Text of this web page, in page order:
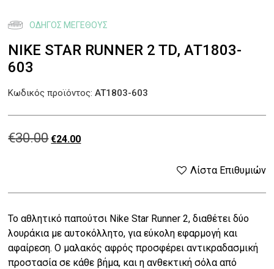
NIKE STAR RUNNER 2 TD, AT1803-
603
€30.00Original
was:
€30.00.
€24.00Η
τιμή
είναι:
€24.00.
ΟΔΗΓΌΣ ΜΕΓΈΘΟΥΣ
Το αθλητικό παπούτσι Nike Star Runner 2, διαθέτει δύο
λουράκια με αυτοκόλλητο, για εύκολη εφαρμογή και
αφαίρεση. Ο μαλακός αφρός προσφέρει αντικραδασμική
προστασία σε κάθε βήμα, και η ανθεκτική σόλα από
Λίστα Επιθυμιών
Κωδικός προϊόντος:AT1803-603